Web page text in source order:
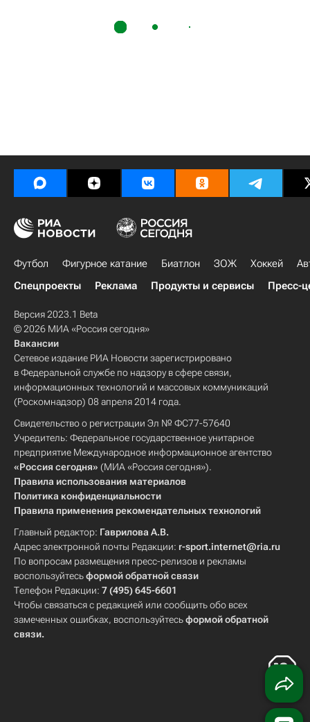
Футбол Фигурное катание Биатлон ЗОЖ Хоккей
Спецпроекты
Реклама Продукты и сервисы Пресс-
Версия 2023.1 Beta
© 2026 МИА «Россия сегодня»
Вакансии
Сетевое издание РИА Новости зарегистрировано
в Федеральной службе по надзору в сфере связи,
информационных технологий и массовых коммуникаций
(Роскомнадзор) 08 апреля 2014 года.
Свидетельство о регистрации Эл № ФС77-57640
Учредитель: Федеральное государственное унитарное
предприятие Международное информационное агентство
«Россия сегодня» (МИА «Россия сегодня»).
Правила использования материалов
Политика конфиденциальности
Правила применения рекомендательных технологий
Главный редактор: Гаврилова А.В.
Адрес электронной почты Редакции: r-sport.internet@ria.ru
По вопросам размещения пресс-релизов и рекламы
воспользуйтесьформой обратной связи
Телефон Редакции: 7 (495) 645-6601
Чтобы связаться с редакцией или сообщить обо всех
замеченных ошибках, воспользуйтесьформой обратной
связи.